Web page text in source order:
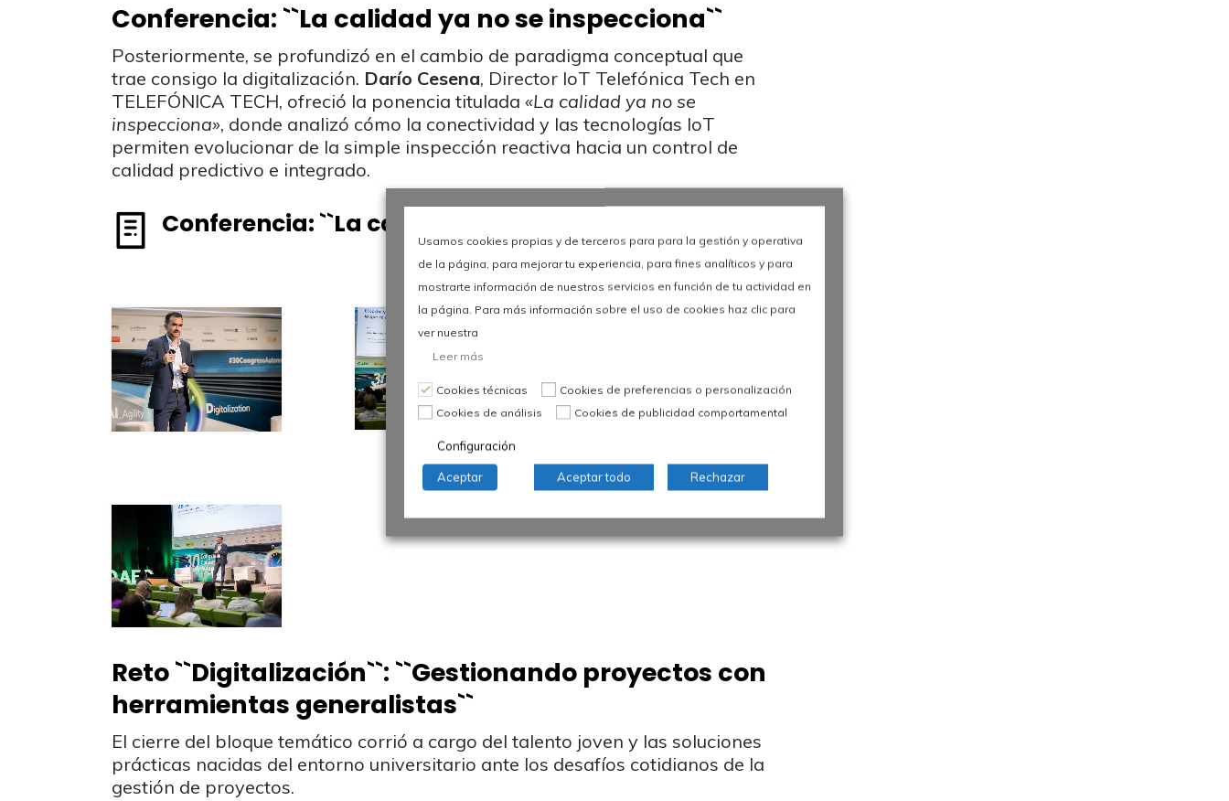
Conferencia: ``La calidad ya no se inspecciona``
Posteriormente, se profundizó en el cambio de paradigma conceptual que
trae consigo la digitalización. Darío Cesena, Director IoT Telefónica Tech en
TELEFÓNICA TECH, ofreció la ponencia titulada «La calidad ya no se
inspecciona», donde analizó cómo la conectividad y las tecnologías IoT
permiten evolucionar de la simple inspección reactiva hacia un control de
calidad predictivo e integrado.
Conferencia: ``La calidad ya no se inspecciona``
Reto ``Digitalización``: ``Gestionando proyectos con
herramientas generalistas``
El cierre del bloque temático corrió a cargo del talento joven y las soluciones
prácticas nacidas del entorno universitario ante los desafíos cotidianos de la
gestión de proyectos.
Usamos cookies propias y de terceros para para la gestión y operativa
de la página, para mejorar tu experiencia, para fines analíticos y para
mostrarte información de nuestros servicios en función de tu actividad en
la página. Para más información sobre el uso de cookies haz clic para
ver nuestra
Leer más
Cookies técnicas
Cookies de preferencias o personalización
Cookies de análisis
Cookies de publicidad comportamental
Configuración
Aceptar Aceptar todo Rechazar